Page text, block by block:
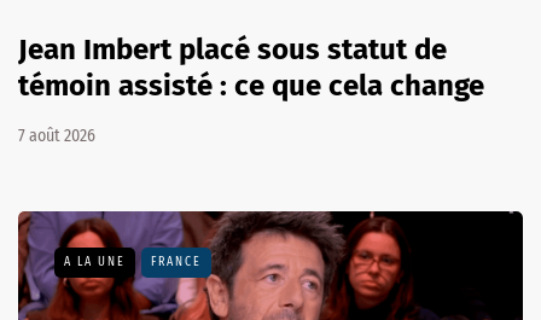
Jean Imbert placé sous statut de
témoin assisté : ce que cela change
7 août 2026
A LA UNE FRANCE